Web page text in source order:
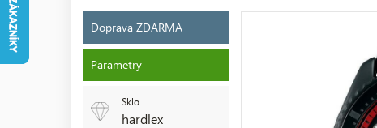
Doprava ZDARMA
Parametry
Sklo
hardlex